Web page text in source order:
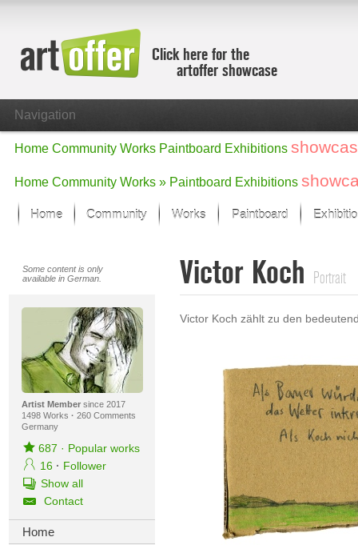
Click here for the
artoffer showcase
Navigation
Home Community Works Paintboard Exhibitions
Home Community Works » Paintboard Exhibitions
Home Community Works
Focus on the last month
All focus works
Works in Focus
Paintboard
Some content is only
available in German.
Artist Membersince 2017
1498 Works · 260 Comments
Germany
687 · Popular works
16 · Follower
Show all
Contact
Home
Victor Koch Portrait
Victor Koch zählt zu den